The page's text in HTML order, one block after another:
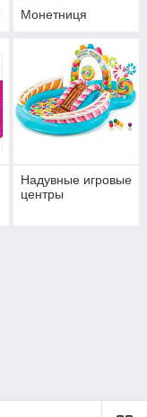
Монетниця
Надувные игровые
центры